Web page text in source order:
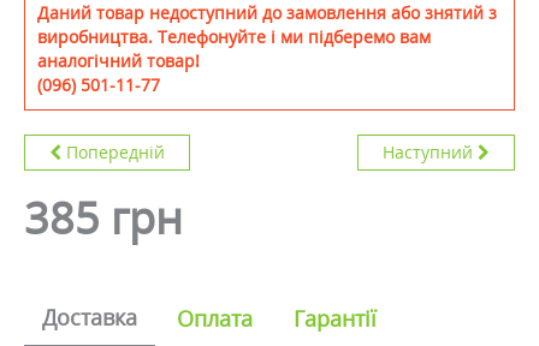
Даний товар недоступний до замовлення або знятий з
виробництва. Телефонуйте і ми підберемо вам
аналогічний товар!
(096) 501-11-77
Попередній Наступний
385 грн
Доставка Оплата Гарантії